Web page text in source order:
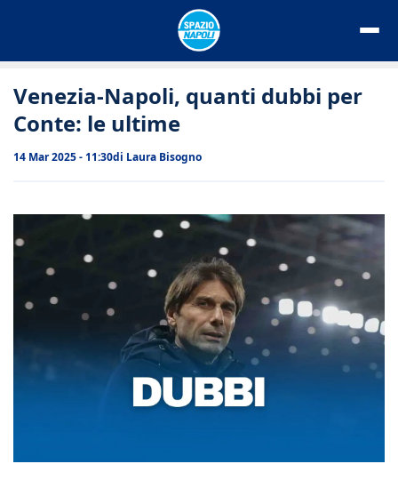
Venezia-Napoli, quanti dubbi per
Conte: le ultime
14 Mar 2025 - 11:30di Laura Bisogno